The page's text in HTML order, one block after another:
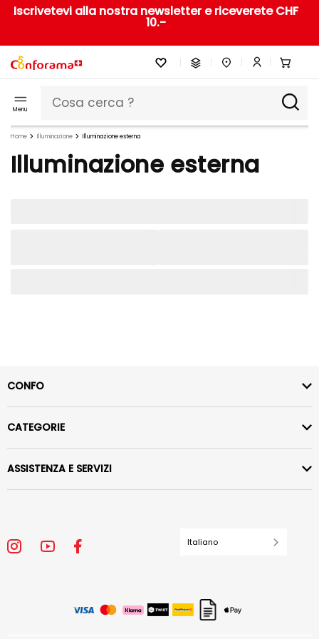
Iscrivetevi alla nostra newsletter e riceverete CHF
10.-
Menu
Home Illuminazione Illuminazione esterna
Illuminazione esterna
CONFO
CATEGORIE
ASSISTENZA E SERVIZI
Italiano